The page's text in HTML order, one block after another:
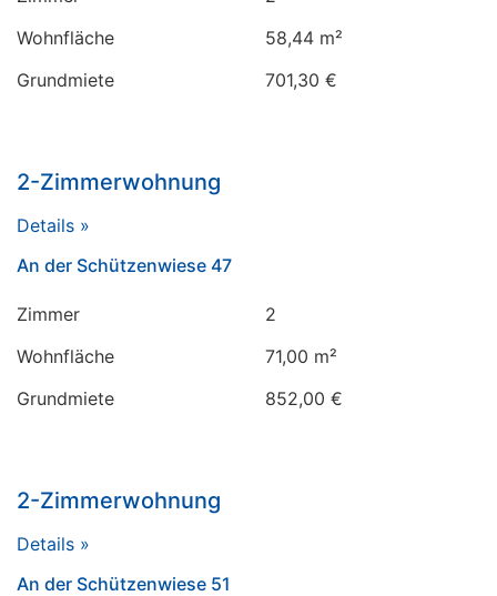
Wohnfläche
58,44 m²
Grundmiete
701,30 €
2-Zimmerwohnung
Details »
An der Schützenwiese 47
Zimmer
2
Wohnfläche
71,00 m²
Grundmiete
852,00 €
2-Zimmerwohnung
Details »
An der Schützenwiese 51